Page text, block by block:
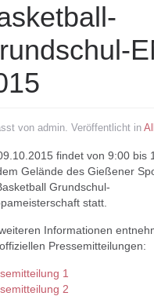
von admin. Veröffentlicht in
findet von 9:00 bis
Gelände des Gießener
Grundschul-
statt.
Informationen
Pressemitteilungen:
1
2